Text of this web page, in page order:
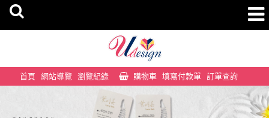
首頁 網站導覽 瀏覽紀錄 購物車 填寫付款單 訂單查詢